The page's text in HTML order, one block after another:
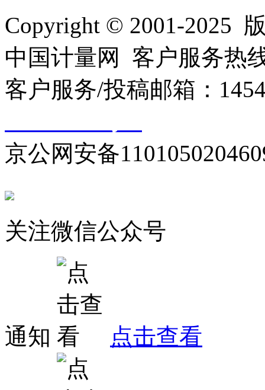
Copyright © 2001-2025
中国计量网 客户服务热
客户服务/投稿邮箱：
京公网安备
关注微信公众号
通知 点击查看